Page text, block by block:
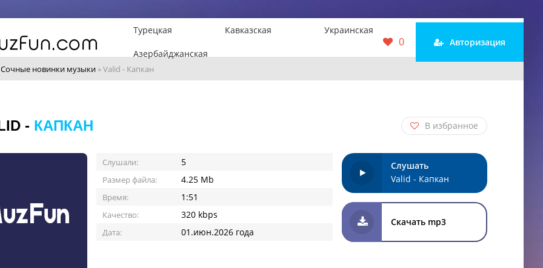
Турецкая Кавказская Украинская
Азербайджанская
0 Авторизация
Сочные новинки музыки » Valid - Капкан
- КАПКАН В избранное
Слушали: 5
Размер файла: 4.25 Mb
Время: 1:51
Качество: 320 kbps
Дата: 01.июн.2026 года
Слушать
Valid - Капкан
Скачать mp3